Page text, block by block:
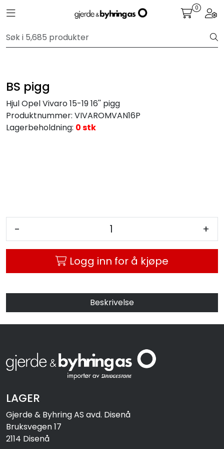
Toggle navigation 0
BS pigg
Hjul Opel Vivaro 15-19 16'' pigg
Produktnummer: VIVAROMVAN16P
Lagerbeholdning: 0 stk
- +
Logg inn for å kjøpe
Beskrivelse
LAGER
Gjerde & Byhring AS avd. Disenå
Bruksvegen 17
2114 Disenå
Personbil
Felger
Lastebil
Tilbudstorget